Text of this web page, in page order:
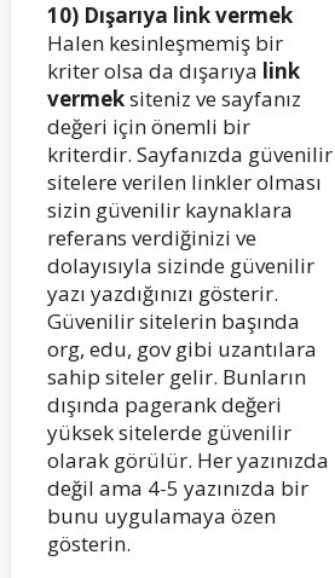
10) Dışarıya link vermek
Halen kesinleşmemiş bir
kriter olsa da dışarıya link
vermeksiteniz ve sayfanız
değeri için önemli bir
kriterdir. Sayfanızda güvenilir
sitelere verilen linkler olması
sizin güvenilir kaynaklara
referans verdiğinizi ve
dolayısıyla sizinde güvenilir
yazı yazdığınızı gösterir.
Güvenilir sitelerin başında
org, edu, gov gibi uzantılara
sahip siteler gelir. Bunların
dışında pagerank değeri
yüksek sitelerde güvenilir
olarak görülür. Her yazınızda
değil ama 4-5 yazınızda bir
bunu uygulamaya özen
gösterin.